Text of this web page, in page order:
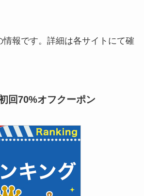
情報です。詳細は各サイトにて確
回70%オフクーポン